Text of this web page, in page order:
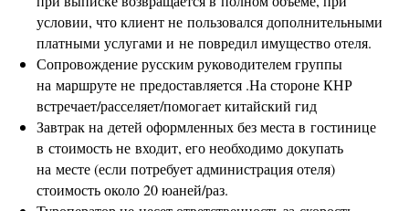
условии, что клиент не пользовался дополнительными
платными услугами и не повредил имущество отеля.
Сопровождение русским руководителем группы
на маршруте не предоставляется .На стороне КНР
встречает/расселяет/помогает китайский гид
Завтрак на детей оформленных без места в гостинице
в стоимость не входит, его необходимо докупать
на месте (если потребует администрация отеля)
стоимость около 20 юаней/раз.